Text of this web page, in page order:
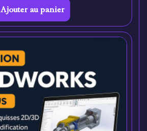
Ajouter au panier